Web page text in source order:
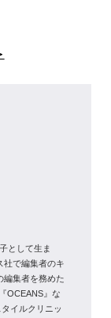
として生ま
社で編集者のキ
編集者を務めた
OCEANS』な
イルクリニッ